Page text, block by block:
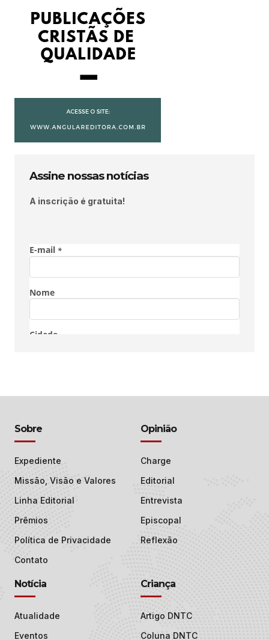
Assine nossas notícias
A inscrição é gratuita!
Sobre
Expediente
Missão, Visão e Valores
Linha Editorial
Prêmios
Política de Privacidade
Contato
Opinião
Charge
Editorial
Entrevista
Episcopal
Reflexão
Notícia
Atualidade
Eventos
Criança
Artigo DNTC
Coluna DNTC